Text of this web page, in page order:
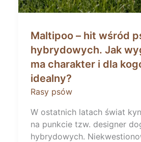
Maltipoo – hit wśród
hybrydowych. Jak
ma charakter i dla
idealny?
Rasy psów
W ostatnich latach świat
na punkcie tzw. designer
hybrydowych.